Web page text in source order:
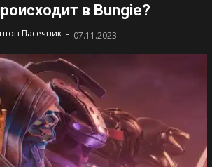
в Bungie?
Пасечник - 07.11.2023